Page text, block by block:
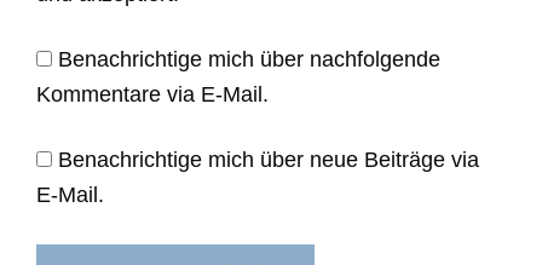
Benachrichtige mich über nachfolgende
Kommentare via E-Mail.
Benachrichtige mich über neue Beiträge via
E-Mail.